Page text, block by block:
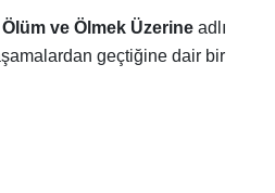
Ölüm ve Ölmek Üzerine adlı
geçtiğine dair bir